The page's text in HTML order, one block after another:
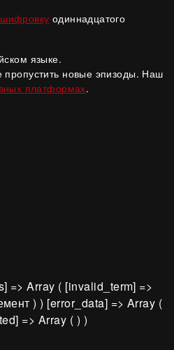
одиннадцатого
языке.
пропустить новые эпизоды. Наш
платформах.
=> Array ( [invalid_term] =>
) ) [error_data] => Array (
=> Array ( ) )